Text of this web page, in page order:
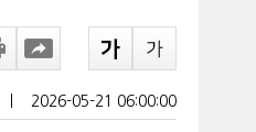
2026-05-21 06:00:00